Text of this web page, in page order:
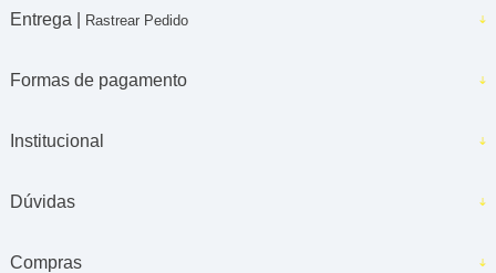
Entrega | Rastrear Pedido
Formas de pagamento
Institucional
Dúvidas
Compras